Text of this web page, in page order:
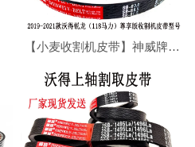
【小麦收割机皮带】神威牌沃得收割机专用切草皮带SB80.5耐磨损，耐高温